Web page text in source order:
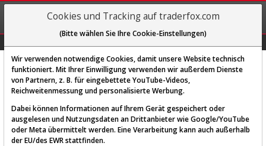
REGIS-
TRIEREN
Diese Funktion ist nur für
Cookies und Tracking auf traderfox.com
(Bitte wählen Sie Ihre Cookie-Einstellungen)
Wir verwenden notwendige Cookies, damit unsere Website technisch
funktioniert. Mit Ihrer Einwilligung verwenden wir außerdem Dienste
von Partnern, z. B. für eingebettete YouTube-Videos,
Reichweitenmessung und personalisierte Werbung.
Dabei können Informationen auf Ihrem Gerät gespeichert oder
ausgelesen und Nutzungsdaten an Drittanbieter wie Google/YouTube
oder Meta übermittelt werden. Eine Verarbeitung kann auch außerhalb
der EU/des EWR stattfinden.